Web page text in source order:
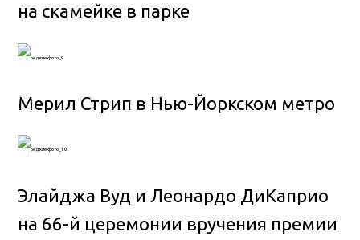
на скамейке в парке
Мерил Стрип в Нью-Йоркском метро
Элайджа Вуд и Леонардо ДиКаприо
на 66-й церемонии вручения премии